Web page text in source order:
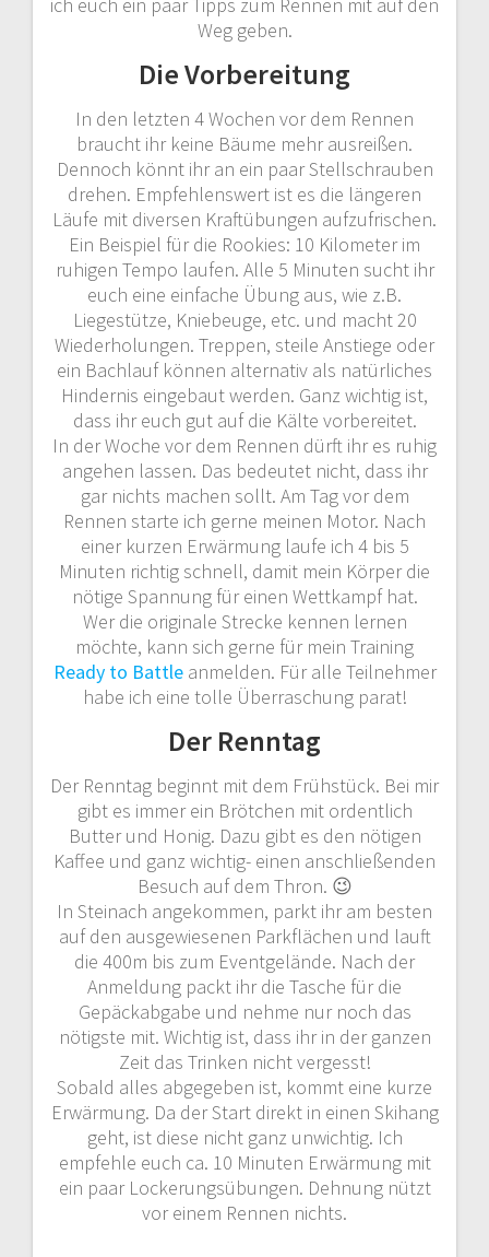
ich euch ein paar Tipps zum Rennen mit auf den
Weg geben.
Die Vorbereitung
In den letzten 4 Wochen vor dem Rennen
braucht ihr keine Bäume mehr ausreißen.
Dennoch könnt ihr an ein paar Stellschrauben
drehen. Empfehlenswert ist es die längeren
Läufe mit diversen Kraftübungen aufzufrischen.
Ein Beispiel für die Rookies: 10 Kilometer im
ruhigen Tempo laufen. Alle 5 Minuten sucht ihr
euch eine einfache Übung aus, wie z.B.
Liegestütze, Kniebeuge, etc. und macht 20
Wiederholungen. Treppen, steile Anstiege oder
ein Bachlauf können alternativ als natürliches
Hindernis eingebaut werden. Ganz wichtig ist,
dass ihr euch gut auf die Kälte vorbereitet.
In der Woche vor dem Rennen dürft ihr es ruhig
angehen lassen. Das bedeutet nicht, dass ihr
gar nichts machen sollt. Am Tag vor dem
Rennen starte ich gerne meinen Motor. Nach
einer kurzen Erwärmung laufe ich 4 bis 5
Minuten richtig schnell, damit mein Körper die
nötige Spannung für einen Wettkampf hat.
Wer die originale Strecke kennen lernen
möchte, kann sich gerne für mein Training
Ready to Battleanmelden. Für alle Teilnehmer
habe ich eine tolle Überraschung parat!
Der Renntag
Der Renntag beginnt mit dem Frühstück. Bei mir
gibt es immer ein Brötchen mit ordentlich
Butter und Honig. Dazu gibt es den nötigen
Kaffee und ganz wichtig- einen anschließenden
Besuch auf dem Thron. 😉
In Steinach angekommen, parkt ihr am besten
auf den ausgewiesenen Parkflächen und lauft
die 400m bis zum Eventgelände. Nach der
Anmeldung packt ihr die Tasche für die
Gepäckabgabe und nehme nur noch das
nötigste mit. Wichtig ist, dass ihr in der ganzen
Zeit das Trinken nicht vergesst!
Sobald alles abgegeben ist, kommt eine kurze
Erwärmung. Da der Start direkt in einen Skihang
geht, ist diese nicht ganz unwichtig. Ich
empfehle euch ca. 10 Minuten Erwärmung mit
ein paar Lockerungsübungen. Dehnung nützt
vor einem Rennen nichts.